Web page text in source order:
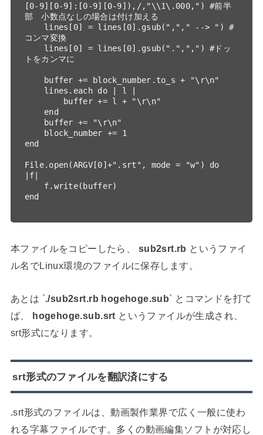
[0-9][0-9]:[0-9][0-9]),/,"\\1\.000,") #前半
部　小数点なしの場合は付け加える
コンマ変換
トをカンマに
end
File.open(ARGV[0]+".srt", mode = "w") do
|f|
end
本ファイルをコピーしたら、 sub2srt.rb というファイ
ル名でLinux環境のファイルに保存します。
あとは `./sub2srt.rb hogehoge.sub` とコマンドを打て
ば、 hogehoge.sub.srt というファイルが生成され、
srt形式になります。
srt形式のファイルを翻訳済にする
.srt形式のファイルは、動画製作業界で広く一般に使わ
れる字幕ファイルです。多くの動画編集ソフトが対応し